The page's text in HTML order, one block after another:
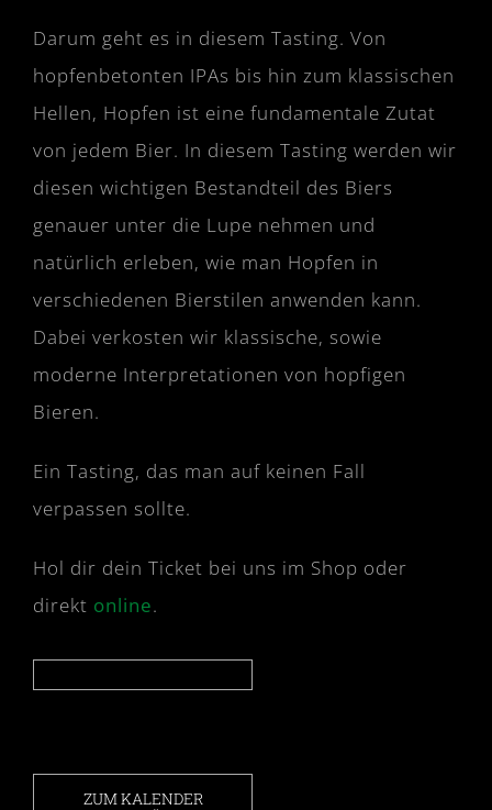
Darum geht es in diesem Tasting. Von
hopfenbetonten IPAs bis hin zum klassischen
Hellen, Hopfen ist eine fundamentale Zutat
von jedem Bier. In diesem Tasting werden wir
diesen wichtigen Bestandteil des Biers
genauer unter die Lupe nehmen und
natürlich erleben, wie man Hopfen in
verschiedenen Bierstilen anwenden kann.
Dabei verkosten wir klassische, sowie
moderne Interpretationen von hopfigen
Bieren.
Ein Tasting, das man auf keinen Fall
verpassen sollte.
Hol dir dein Ticket bei uns im Shop oder
direkt online.
ZUM KALENDER